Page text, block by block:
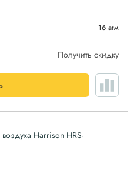
16 атм
Получить скидку
Harrison HRS-